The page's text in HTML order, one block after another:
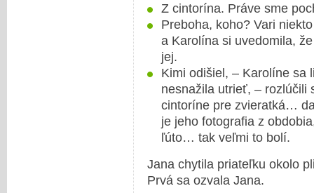
Z cintorína. Práve sme
Preboha, koho? Vari
a Karolína si uvedomila,
jej.
Kimi odišiel, – Karolíne sa
nesnažila utrieť, – rozlúčili
cintoríne pre zvieratká…
je jeho fotografia z
ľúto… tak veľmi to bolí.
Jana chytila priateľku okolo
Prvá sa ozvala Jana.